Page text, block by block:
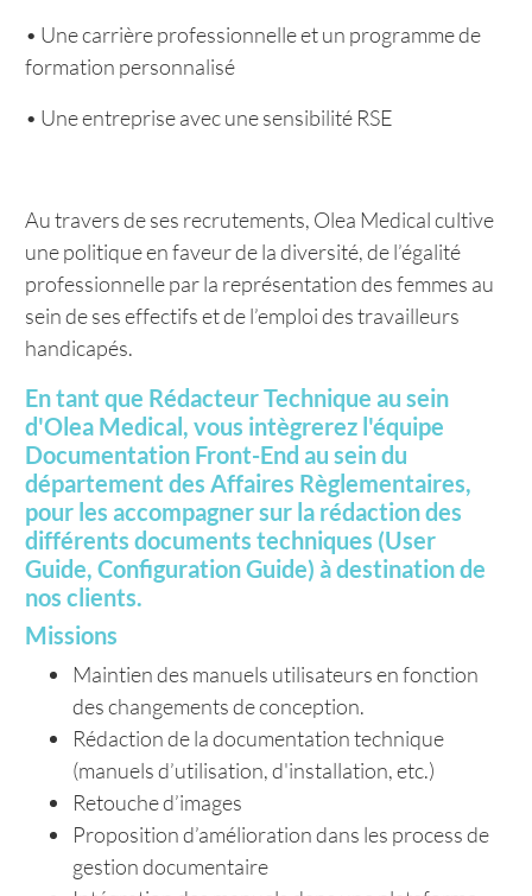
• Une carrière professionnelle et un programme de
formation personnalisé
• Une entreprise avec une sensibilité RSE
Au travers de ses recrutements, Olea Medical cultive
une politique en faveur de la diversité, de l’égalité
professionnelle par la représentation des femmes au
sein de ses effectifs et de l’emploi des travailleurs
handicapés.
En tant que Rédacteur Technique au sein
d'Olea Medical, vous intègrerez l'équipe
Documentation Front-End au sein du
département des Affaires Règlementaires,
pour les accompagner sur la rédaction des
différents documents techniques (User
Guide, Configuration Guide) à destination de
nos clients.
Missions
Maintien des manuels utilisateurs en fonction
des changements de conception.
Rédaction de la documentation technique
(manuels d’utilisation, d'installation, etc.)
Retouche d’images
Proposition d’amélioration dans les process de
gestion documentaire